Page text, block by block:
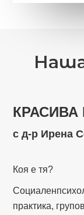
КРАСИВА
с д-р Ирена
Коя е тя?
практика,